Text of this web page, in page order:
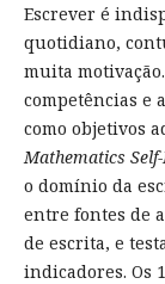
Escrever é
quotidiano,
muita
competências e
como objetivos
Mathematics
o domínio da
entre fontes de
de escrita, e
indicadores. Os